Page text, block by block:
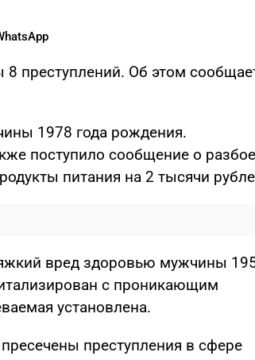
8 преступлений. Об этом
1978 года рождения.
поступило сообщение о
питания на 2 тысячи
вред здоровью мужчины
с проникающим
установлена.
преступления в сфере